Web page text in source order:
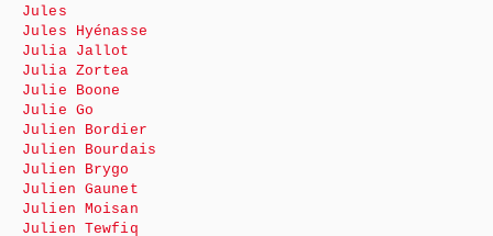
Jules
Jules Hyénasse
Julia Jallot
Julia Zortea
Julie Boone
Julie Go
Julien Bordier
Julien Bourdais
Julien Brygo
Julien Gaunet
Julien Moisan
Julien Tewfiq